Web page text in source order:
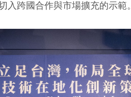
跨國合作與市場擴充的示範。